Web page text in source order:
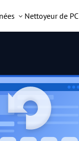
Nettoyeur de PC